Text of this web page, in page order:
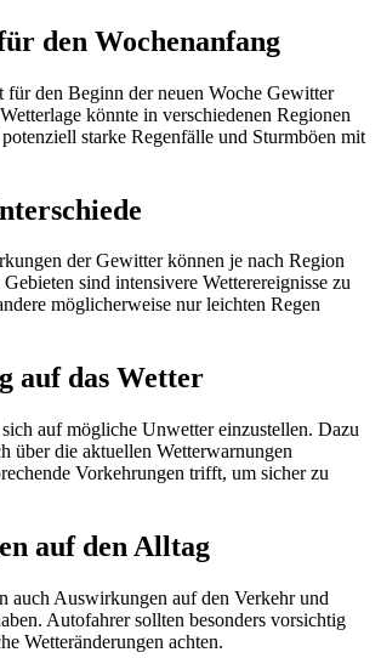
den Wochenanfang
für den Beginn der neuen Woche Gewitter
könnte in verschiedenen Regionen
starke Regenfälle und Sturmböen mit
der Gewitter können je nach Region
sind intensivere Wetterereignisse zu
möglicherweise nur leichten Regen
auf das Wetter
auf mögliche Unwetter einzustellen. Dazu
über die aktuellen Wetterwarnungen
Vorkehrungen trifft, um sicher zu
auf den Alltag
auch Auswirkungen auf den Verkehr und
Autofahrer sollten besonders vorsichtig
Wetteränderungen achten.